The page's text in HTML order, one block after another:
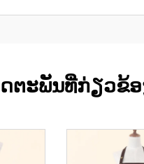
ຕະພັນທີ່ກ່ຽວຂ້ອ